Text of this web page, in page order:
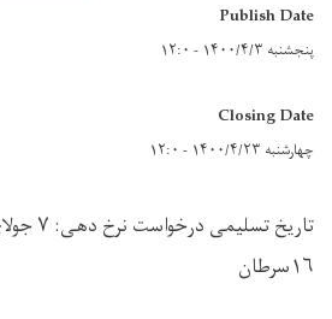
Publish Date
پنجشنبه ۱۴۰۰/۴/۳ - ۱۲:۰
Closing Date
چهارشنبه ۱۴۰۰/۴/۲۳ - ۱۲:۰
تاریخ تسلیمی درخواست نرخ دهی: ۷
۱۶سرطان